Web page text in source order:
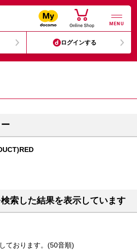
MENU
ログインする
索した結果を表示しています
ております。(50音順)